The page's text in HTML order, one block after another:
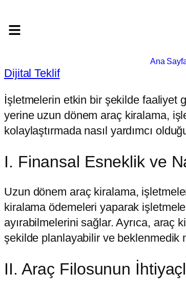
Ana
Dijital Teklif
İşletmelerin etkin bir şekilde faaliyet
yerine uzun dönem araç kiralama,
kolaylaştırmada nasıl yardımcı
I. Finansal Esneklik ve
Uzun dönem araç kiralama,
kiralama ödemeleri yaparak
ayırabilmelerini sağlar. Ayrıca, araç
şekilde planlayabilir ve beklenmedik
II. Araç Filosunun